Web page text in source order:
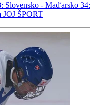
Slovensko - Maďarsko
JOJ ŠPORT